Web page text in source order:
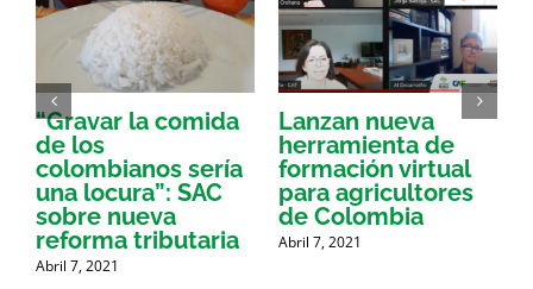
“Gravar la comida
de los
colombianos sería
una locura”: SAC
sobre nueva
reforma tributaria
Abril 7, 2021
Lanzan nueva
herramienta de
formación virtual
para agricultores
de Colombia
Abril 7, 2021